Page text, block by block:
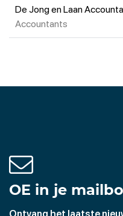
De Jong en Laan
Accountants
OE in je